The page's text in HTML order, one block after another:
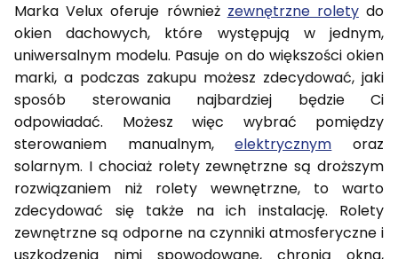
Marka Velux oferuje również zewnętrzne roletydo
okien dachowych, które występują w jednym,
uniwersalnym modelu. Pasuje on do większości okien
marki, a podczas zakupu możesz zdecydować, jaki
sposób sterowania najbardziej będzie Ci
odpowiadać. Możesz więc wybrać pomiędzy
sterowaniem manualnym,elektrycznym oraz
solarnym. I chociaż rolety zewnętrzne są droższym
rozwiązaniem niż rolety wewnętrzne, to warto
zdecydować się także na ich instalację. Rolety
zewnętrzne są odporne na czynniki atmosferyczne i